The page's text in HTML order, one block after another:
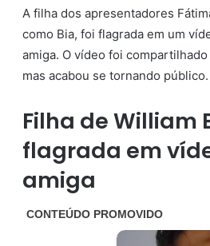
A filha dos apresentadores
como Bia, foi flagrada em um
amiga. O vídeo foi
mas acabou se tornando público.
Filha de William
flagrada em
amiga